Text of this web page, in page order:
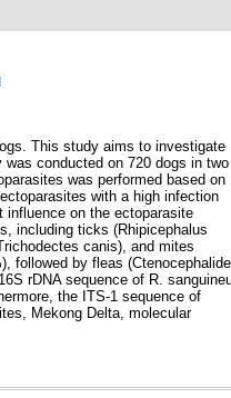
This study aims to investigate
conducted on 720 dogs in two
was performed based on
with a high infection
influence on the ectoparasite
including ticks (Rhipicephalus
canis), and mites
followed by fleas
rDNA sequence of R.
the ITS-1 sequence of
Mekong Delta, molecular